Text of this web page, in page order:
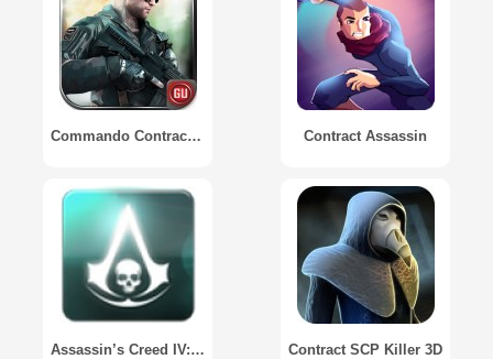
Commando Contract Killer Contract Assassin
Assassin’s Creed IV: Black Flag Contract SCP Killer 3D